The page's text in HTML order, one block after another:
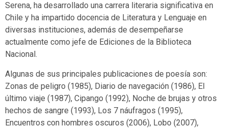
Serena, ha desarrollado una carrera literaria significativa en
Chile y ha impartido docencia de Literatura y Lenguaje en
diversas instituciones, además de desempeñarse
actualmente como jefe de Ediciones de la Biblioteca
Nacional.
Algunas de sus principales publicaciones de poesía son:
Zonas de peligro (1985), Diario de navegación (1986), El
último viaje (1987), Cipango (1992), Noche de brujas y otros
hechos de sangre (1993), Los 7 náufragos (1995),
Encuentros con hombres oscuros (2006), Lobo (2007),